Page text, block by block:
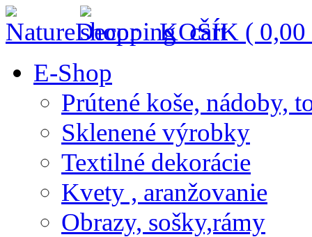
KOŠÍK ( 0,00
E-Shop
Prútené koše, nádoby,
Sklenené výrobky
Textilné dekorácie
Kvety , aranžovanie
Obrazy, sošky,rámy